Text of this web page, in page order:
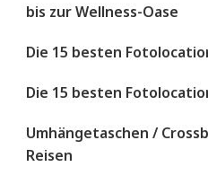
bis zur Wellness-Oase
Die 15 besten
Die 15 besten
Umhängetaschen /
Reisen